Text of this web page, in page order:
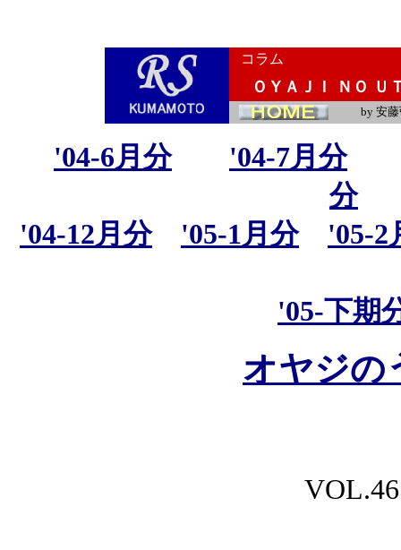
コラム
ＯＹＡＪＩ ＮＯ Ｕ
by 安
'04-6月分
'04-7月分
分
'04-12月分
'05-1月分 '05-2
'05-下期
オヤジの